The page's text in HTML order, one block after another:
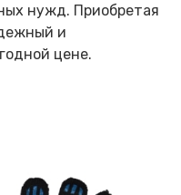
нужд. Приобретая
и
цене.